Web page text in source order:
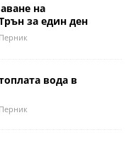
на
за един ден
вода в